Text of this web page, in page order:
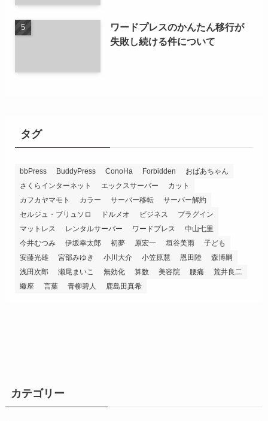
ワードプレスのかんたん移行が
失敗し続ける件について
タグ
bbPress BuddyPress ConoHa Forbidden
おばあちゃん
さくらインターネット
エックスサーバー
カット
カフカヤマモト
カラー サーバー移転
サーバー解約
セルジュ・ブリュソロ
ドルメオ ビジネス
プラグイン
マットレス
レンタルサーバー ワードプレス
中山七里
今井むつみ
伊坂幸太郎 初夢 原宏一 垣谷美雨
子ども
安藤光雄
宮部みゆき 小川大介 小笠原慧 恩田陸
森博嗣
浅田次郎
瀬尾まいこ 無効化 算数 美容院 腰痛
荒井良二
蠍座
言葉 青柳碧人 鹿島田真希
カテゴリー